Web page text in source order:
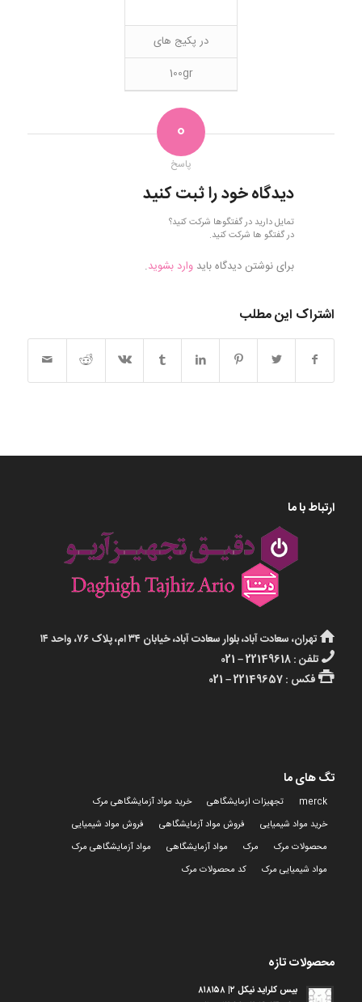
در پکیج های
100gr
0
پاسخ
دیدگاه خود را ثبت کنید
تمایل دارید در گفتگوها شرکت کنید؟
در گفتگو ها شرکت کنید.
برای نوشتن دیدگاه باید وارد بشوید.
اشتراک این مطلب
ارتباط با ما
تهران، سعادت آباد، بلوار سعادت آباد، خیابان ۳۴ ام، پلاک ۷۶، واحد ۱۴
تلفن : 22149618 – 021
فکس : 22149657 – 021
تگ های ما
merck تجهیزات ازمایشگاهی
خرید مواد آزمایشگاهی مرک
خرید مواد شیمیایی
فروش مواد آزمایشگاهی
فروش مواد شیمیایی
محصولات مرک
مرک مواد آزمایشگاهی
مواد آزمایشگاهی مرک
مواد شیمیایی مرک
کد محصولات مرک
محصولات تازه
بیس کلراید نیکل ۲| ۸۱۸۱۵۸